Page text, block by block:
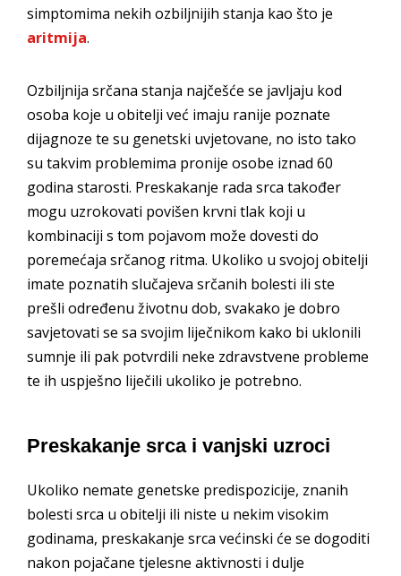
simptomima nekih ozbiljnijih stanja kao što je
aritmija.
Ozbiljnija srčana stanja najčešće se javljaju kod
osoba koje u obitelji već imaju ranije poznate
dijagnoze te su genetski uvjetovane, no isto tako
su takvim problemima pronije osobe iznad 60
godina starosti. Preskakanje rada srca također
mogu uzrokovati povišen krvni tlak koji u
kombinaciji s tom pojavom može dovesti do
poremećaja srčanog ritma. Ukoliko u svojoj obitelji
imate poznatih slučajeva srčanih bolesti ili ste
prešli određenu životnu dob, svakako je dobro
savjetovati se sa svojim liječnikom kako bi uklonili
sumnje ili pak potvrdili neke zdravstvene probleme
te ih uspješno liječili ukoliko je potrebno.
Preskakanje srca i vanjski uzroci
Ukoliko nemate genetske predispozicije, znanih
bolesti srca u obitelji ili niste u nekim visokim
godinama, preskakanje srca većinski će se dogoditi
nakon pojačane tjelesne aktivnosti i dulje